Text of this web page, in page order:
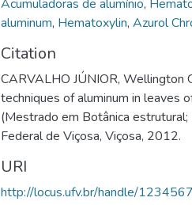
Acumuladoras de alumínio,
aluminum, Hematoxylin, Azurol
Citation
CARVALHO JÚNIOR, Wellington
techniques of aluminum in leaves
(Mestrado em Botânica
Federal de Viçosa, Viçosa, 2012.
URI
http://locus.ufv.br/handle/